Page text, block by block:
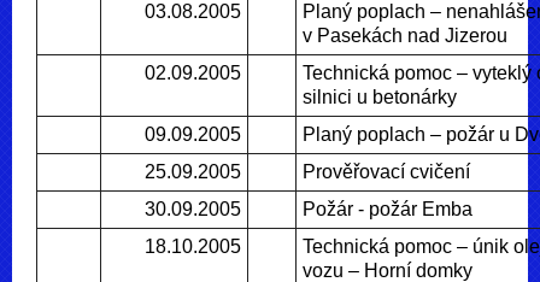
03.08.2005
Planý poplach –
v Pasekách nad Jizerou
02.09.2005
Technická pomoc – vyteklý
silnici u betonárky
09.09.2005
Planý poplach – požár u
25.09.2005
Prověřovací cvičení
30.09.2005
Požár - požár Emba
18.10.2005
Technická pomoc – únik
vozu – Horní domky